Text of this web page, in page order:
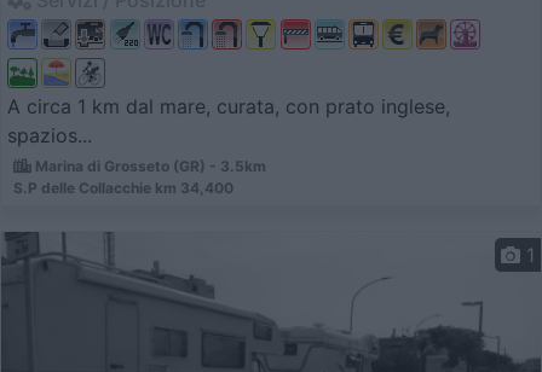
A circa 1 km dal mare, curata, con prato inglese,
spazios...
Marina di Grosseto (GR) - 3.5km
S.P delle Collacchie km 34,400
1